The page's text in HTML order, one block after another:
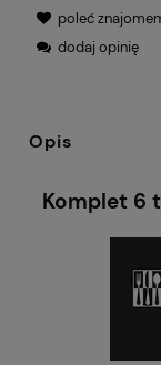
poleć
dodaj opinię
Opis
Komplet 6